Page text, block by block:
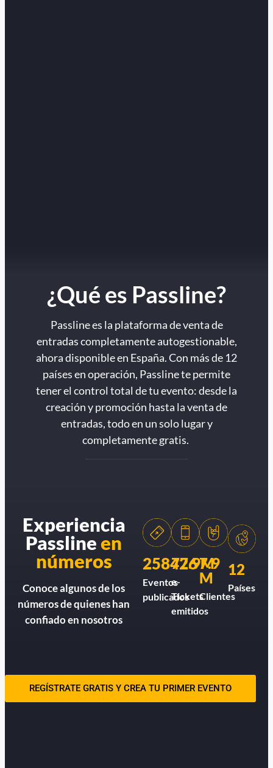
¿Qué es Passline?
Passline es la plataforma de venta de
entradas completamente autogestionable,
ahora disponible en España. Con más de 12
países en operación, Passline te permite
tener el control total de tu evento: desde la
creación y promoción hasta la venta de
entradas, todo en un solo lugar y
completamente gratis.
Experiencia
Passlineen
números
Conoce algunos de los
números de quienes han
confiado en nosotros
258426
Eventos
publicados
77.9M
e-
Tickets
emitidos
7.9
M
Clientes
12
Países
REGÍSTRATE GRATIS Y CREA TU PRIMER EVENTO